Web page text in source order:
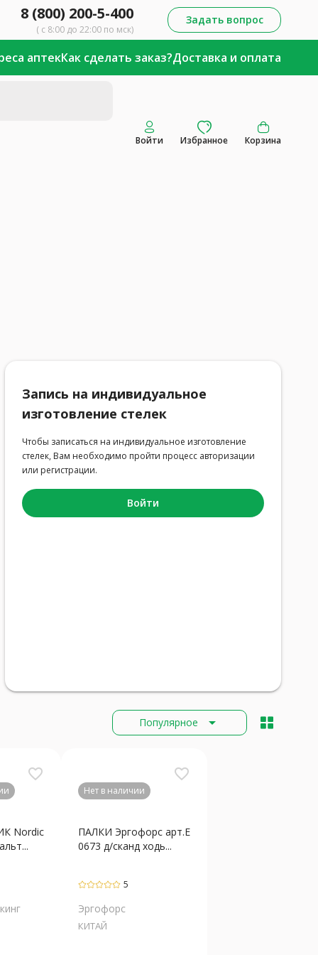
8 (800) 200-5-400
( с 8:00 до 22:00 по мск)
Задать вопрос
аптекКак сделать заказ?Доставка и оплата
Войти Избранное Корзина
Запись на индивидуальное
изготовление стелек
Чтобы записаться на индивидуальное изготовление
стелек, Вам необходимо пройти процесс авторизации
или регистрации.
Войти
Популярное arrow_drop_down
favorite_border
Nordic
favorite_border
Нет в наличии
ПАЛКИ Эргофорс арт.Е
0673 д/сканд ходь...
5
Эргофорс
КИТАЙ